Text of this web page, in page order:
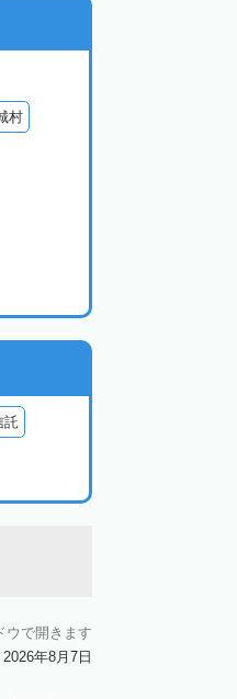
村
託
ウで開きます
年8月7日